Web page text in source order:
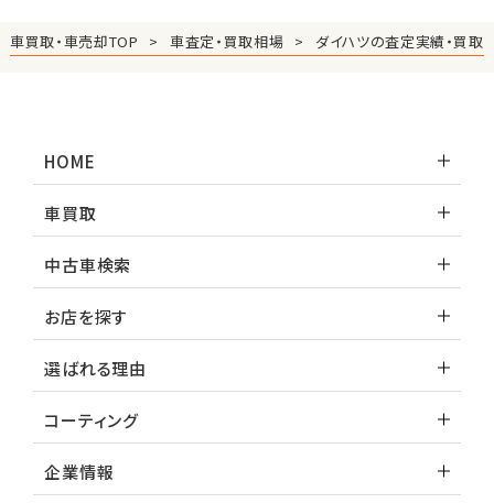
車買取・車売却TOP 車査定・買取相場 ダイハツの査定実績・買取
HOME
車買取
中古車検索
お店を探す
選ばれる理由
コーティング
企業情報